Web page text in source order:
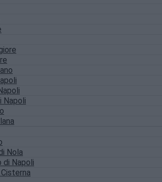
Napoli
Nola
di Napoli